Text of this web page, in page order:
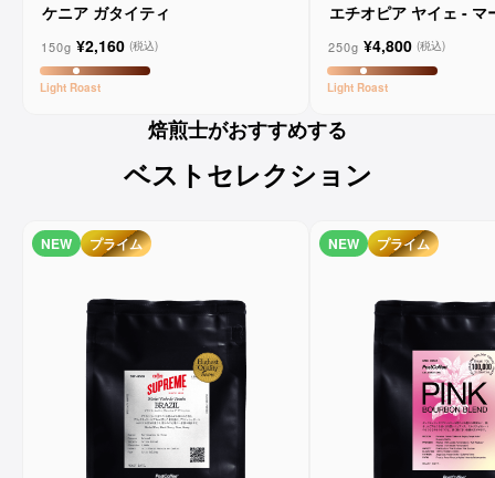
ケニア ガタイティ
150g ¥2,160 (税込)
Light Roast
エチオピア ヤイェ - マ
250g ¥4,800 (税込)
Light Roast
焙煎士がおすすめする
ベストセレクション
NEW プライム NEW プライム